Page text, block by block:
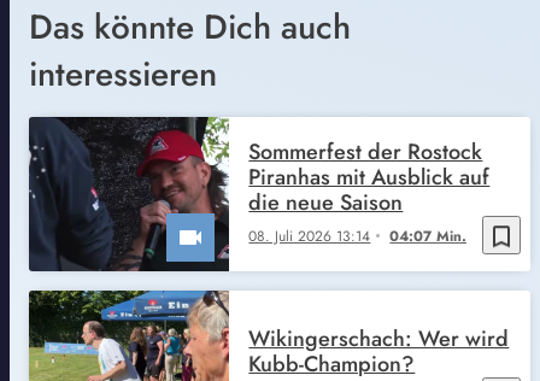
Das könnte Dich auch
interessieren
bookmark_border
08. Juli 2026 13:14 04:07 Min.
Sommerfest der Rostock
Piranhas mit Ausblick auf
die neue Saison
Wikingerschach: Wer wird
Kubb-Champion?